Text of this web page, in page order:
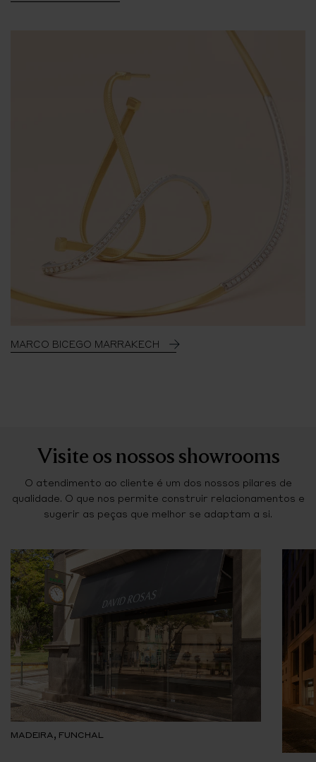
MARCO BICEGO MARRAKECH
Visite os nossos showrooms
O atendimento ao cliente é um dos nossos pilares de
qualidade. O que nos permite construir relacionamentos e
sugerir as peças que melhor se adaptam a si.
MADEIRA, FUNCHAL